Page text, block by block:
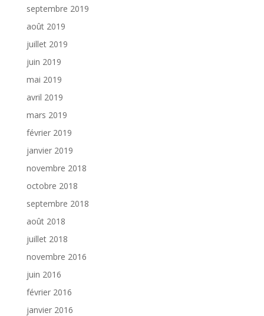
septembre 2019
août 2019
juillet 2019
juin 2019
mai 2019
avril 2019
mars 2019
février 2019
janvier 2019
novembre 2018
octobre 2018
septembre 2018
août 2018
juillet 2018
novembre 2016
juin 2016
février 2016
janvier 2016